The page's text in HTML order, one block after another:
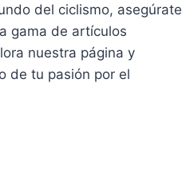
del ciclismo, asegúrate
gama de artículos
nuestra página y
de tu pasión por el